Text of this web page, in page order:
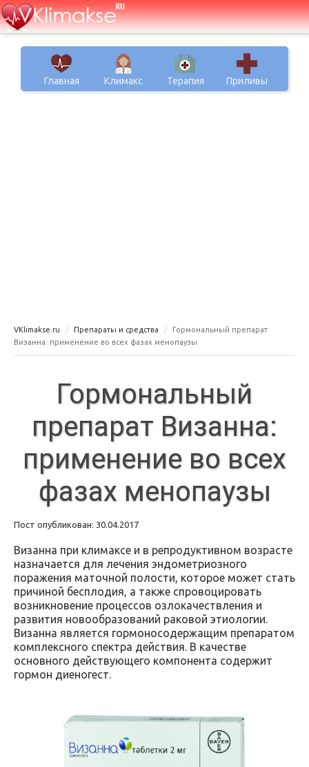
Главная Климакс Терапия Приливы
VKlimakse.ru Препараты и средства
Гормональный препарат
Визанна: применение во всех фазах менопаузы
Гормональный
препарат Визанна:
применение во всех
фазах менопаузы
Пост опубликован: 30.04.2017
Визанна при климаксе и в репродуктивном возрасте
назначается для лечения эндометриозного
поражения маточной полости, которое может стать
причиной бесплодия, а также спровоцировать
возникновение процессов озлокачествления и
развития новообразований раковой этиологии.
Визанна является гормоносодержащим препаратом
комплексного спектра действия. В качестве
основного действующего компонента содержит
гормон диеногест.